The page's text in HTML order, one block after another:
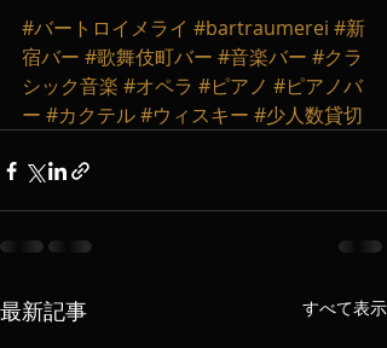
#バートロイメライ #bartraumerei #新
宿バー #歌舞伎町バー #音楽バー #クラ
シック音楽 #オペラ #ピアノ #ピアノバ
ー #カクテル#ウィスキー #少人数貸切
最新記事 すべて表示